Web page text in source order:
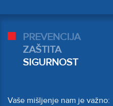
PREVENCIJA
ZAŠTITA
SIGURNOST
Vaše mišljenje nam je važno: